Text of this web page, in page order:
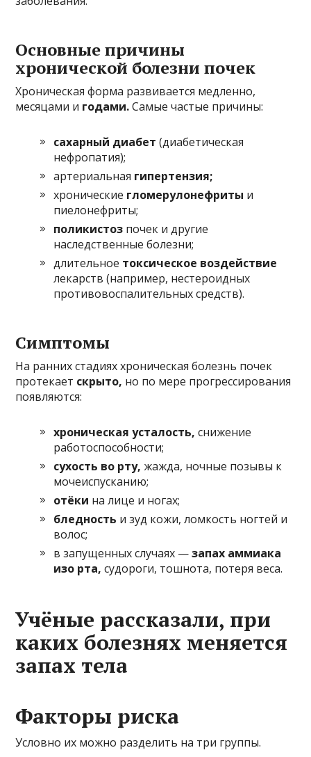
Основные причины
хронической болезни почек
Хроническая форма развивается медленно,
месяцами и годами.Самые частые причины:
сахарный диабет(диабетическая
нефропатия);
артериальная гипертензия;
хронические гломерулонефриты и
пиелонефриты;
поликистоз почек и другие
наследственные болезни;
длительное токсическое воздействие
лекарств (например, нестероидных
противовоспалительных средств).
Симптомы
На ранних стадиях хроническая болезнь почек
протекает скрыто, но по мере прогрессирования
появляются:
хроническая усталость, снижение
работоспособности;
сухость во рту, жажда, ночные позывы к
мочеиспусканию;
отёки на лице и ногах;
бледность и зуд кожи, ломкость ногтей и
волос;
в запущенных случаях —запах аммиака
изо рта,судороги, тошнота, потеря веса.
Учёные рассказали, при
каких болезнях меняется
запах тела
Факторы риска
Условно их можно разделить на три группы.